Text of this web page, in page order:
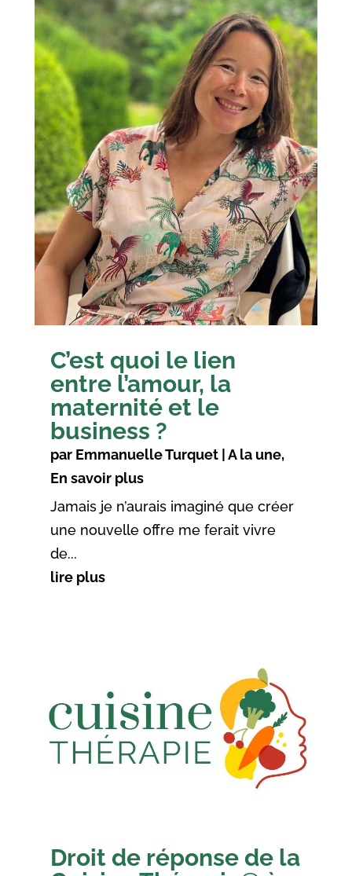
C’est quoi le lien
entre l’amour, la
maternité et le
business ?
par Emmanuelle Turquet|A la une,
En savoir plus
Jamais je n’aurais imaginé que créer
une nouvelle offre me ferait vivre
de...
lire plus
Droit de réponse de la